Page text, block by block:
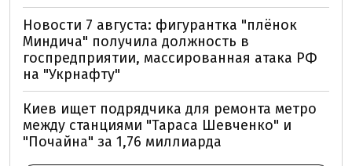
Новости 7 августа: фигурантка "плёнок
Миндича" получила должность в
госпредприятии, массированная атака РФ
на "Укрнафту"
Киев ищет подрядчика для ремонта метро
между станциями "Тараса Шевченко" и
"Почайна" за 1,76 миллиарда